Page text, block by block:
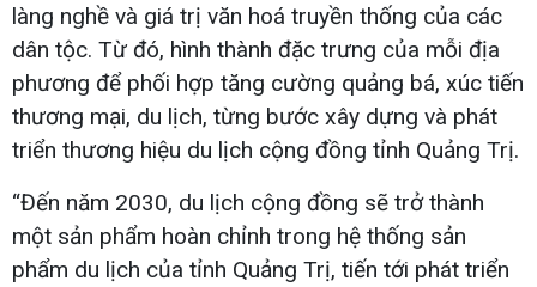
làng nghề và giá trị văn hoá truyền thống của các
dân tộc. Từ đó, hình thành đặc trưng của mỗi địa
phương để phối hợp tăng cường quảng bá, xúc tiến
thương mại, du lịch, từng bước xây dựng và phát
triển thương hiệu du lịch cộng đồng tỉnh Quảng Trị.
“Đến năm 2030, du lịch cộng đồng sẽ trở thành
một sản phẩm hoàn chỉnh trong hệ thống sản
phẩm du lịch của tỉnh Quảng Trị, tiến tới phát triển